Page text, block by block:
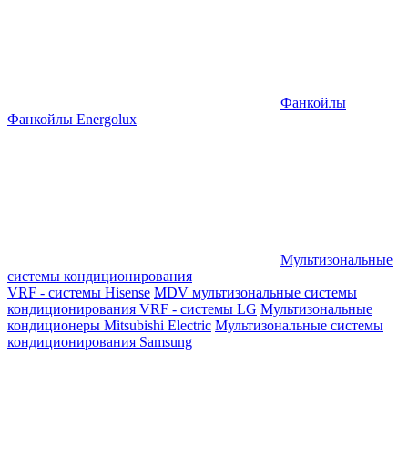
Фанкойлы
Фанкойлы Energolux
Мультизональные
системы кондиционирования
VRF - системы Hisense MDV мультизональные системы
кондиционирования VRF - системы LG Мультизональные
кондиционеры Mitsubishi Electric Мультизональные системы
кондиционирования Samsung